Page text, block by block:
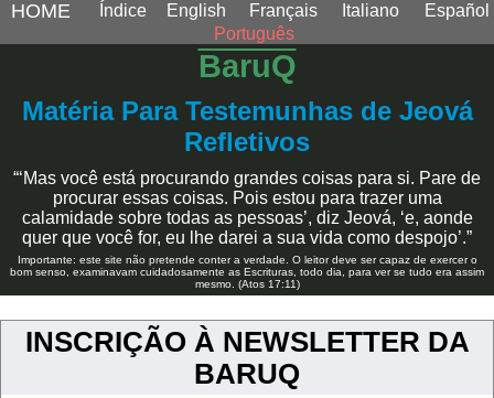
HOME Índice English Français Italiano
Español
Português
BaruQ
Matéria Para Testemunhas de Jeová
Refletivos
“‘Mas você está procurando grandes coisas para si. Pare de
procurar essas coisas. Pois estou para trazer uma
calamidade sobre todas as pessoas’, diz Jeová, ‘e, aonde
quer que você for, eu lhe darei a sua vida como despojo’.”
Importante: este site não pretende conter a verdade. O leitor deve ser capaz de exercer o
bom senso, examinavam cuidadosamente as Escrituras, todo dia, para ver se tudo era assim
mesmo. (Atos 17:11)
INSCRIÇÃO À NEWSLETTER DA
BARUQ